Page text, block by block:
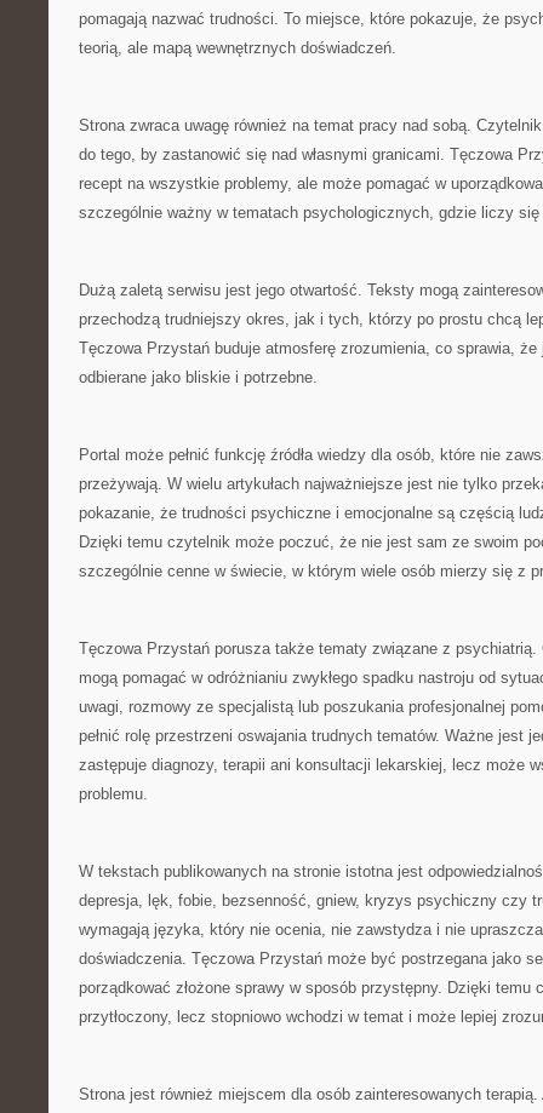
pomagają nazwać trudności. To miejsce, które pokazuje, że
teorią, ale mapą wewnętrznych doświadczeń.
Strona zwraca uwagę również na temat pracy nad sobą.
do tego, by zastanowić się nad własnymi granicami. Tęczowa
recept na wszystkie problemy, ale może pomagać w
szczególnie ważny w tematach psychologicznych, gdzie liczy
Dużą zaletą serwisu jest jego otwartość. Teksty mogą
przechodzą trudniejszy okres, jak i tych, którzy po prostu chcą
Tęczowa Przystań buduje atmosferę zrozumienia, co sprawia,
odbierane jako bliskie i potrzebne.
Portal może pełnić funkcję źródła wiedzy dla osób, które nie
przeżywają. W wielu artykułach najważniejsze jest nie tylko
pokazanie, że trudności psychiczne i emocjonalne są częścią
Dzięki temu czytelnik może poczuć, że nie jest sam ze swoim
szczególnie cenne w świecie, w którym wiele osób mierzy się z
Tęczowa Przystań porusza także tematy związane z psychiatrią.
mogą pomagać w odróżnianiu zwykłego spadku nastroju od
uwagi, rozmowy ze specjalistą lub poszukania profesjonalnej
pełnić rolę przestrzeni oswajania trudnych tematów. Ważne jest
zastępuje diagnozy, terapii ani konsultacji lekarskiej, lecz może
problemu.
W tekstach publikowanych na stronie istotna jest
depresja, lęk, fobie, bezsenność, gniew, kryzys psychiczny czy
wymagają języka, który nie ocenia, nie zawstydza i nie
doświadczenia. Tęczowa Przystań może być postrzegana jako
porządkować złożone sprawy w sposób przystępny. Dzięki temu
przytłoczony, lecz stopniowo wchodzi w temat i może lepiej
Strona jest również miejscem dla osób zainteresowanych terapią.